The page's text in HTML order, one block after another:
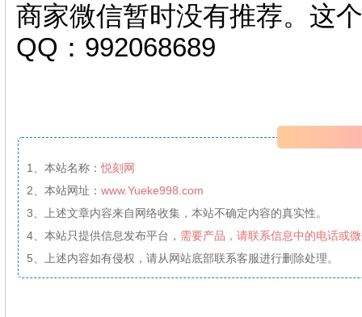
商家微信暂时没有推荐。这
QQ：992068689
1、本站名称：悦刻网
2、本站网址： www.Yueke998.com
3、上述文章内容来自网络收集，本站不确定内容的真实性。
4、本站只提供信息发布平台， 需要产品，请联系信息中的电话或
5、上述内容如有侵权，请从网站底部联系客服进行删除处理。